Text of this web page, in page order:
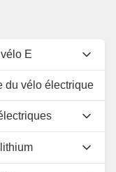
E
du vélo électrique